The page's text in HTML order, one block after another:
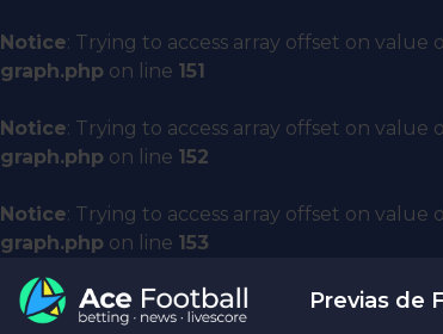
Notice: Trying to access array offset on value
graph.php on line 151
Notice: Trying to access array offset on value
graph.php on line 152
Notice: Trying to access array offset on value
graph.php on line 153
Previas de